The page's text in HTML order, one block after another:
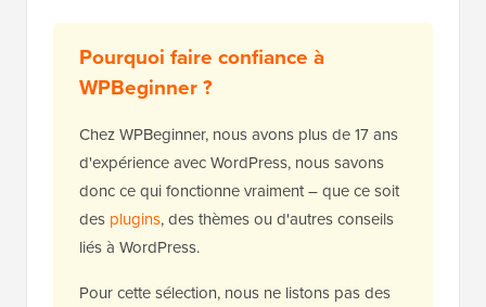
Pourquoi faire confiance à
WPBeginner ?
Chez WPBeginner, nous avons plus de 17 ans
d'expérience avec WordPress, nous savons
donc ce qui fonctionne vraiment – que ce soit
des plugins, des thèmes ou d'autres conseils
liés à WordPress.
Pour cette sélection, nous ne listons pas des